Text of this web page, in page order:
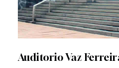
Auditorio Vaz